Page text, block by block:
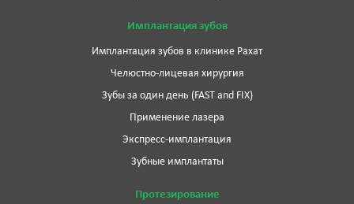
Имплантация зубов
Имплантация зубов в клинике Рахат
Челюстно-лицевая хирургия
Зубы за один день (FAST and FIX)
Применение лазера
Экспресс-имплантация
Зубные имплантаты
Протезирование